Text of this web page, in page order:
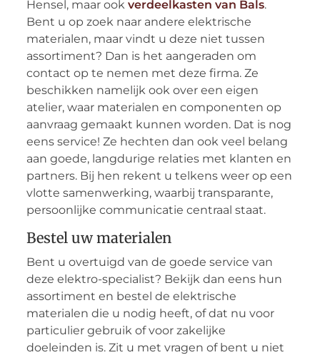
Hensel, maar ook verdeelkasten van Bals.
Bent u op zoek naar andere elektrische
materialen, maar vindt u deze niet tussen
assortiment? Dan is het aangeraden om
contact op te nemen met deze firma. Ze
beschikken namelijk ook over een eigen
atelier, waar materialen en componenten op
aanvraag gemaakt kunnen worden. Dat is nog
eens service! Ze hechten dan ook veel belang
aan goede, langdurige relaties met klanten en
partners. Bij hen rekent u telkens weer op een
vlotte samenwerking, waarbij transparante,
persoonlijke communicatie centraal staat.
Bestel uw materialen
Bent u overtuigd van de goede service van
deze elektro-specialist? Bekijk dan eens hun
assortiment en bestel de elektrische
materialen die u nodig heeft, of dat nu voor
particulier gebruik of voor zakelijke
doeleinden is. Zit u met vragen of bent u niet